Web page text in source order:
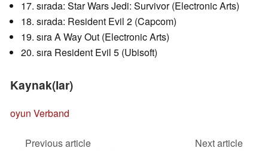
17. sırada: Star Wars Jedi: Survivor (Electronic Arts)
18. sırada: Resident Evil 2 (Capcom)
19. sıra A Way Out (Electronic Arts)
20. sıra Resident Evil 5 (Ubisoft)
Kaynak(lar)
oyun Verband
Previous article
Next article